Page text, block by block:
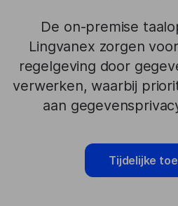
De on-premise
Lingvanex zorgen
regelgeving door
verwerken, waarbij
aan
Tijdelijke